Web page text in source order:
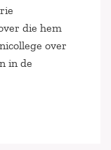
die hem
over
in de